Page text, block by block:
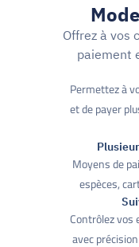
Offrez à vos
paiement
Permettez à
et de payer
Moyens de
espèces,
Contrôlez
avec